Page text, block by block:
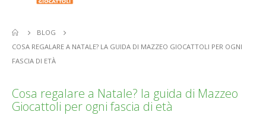
BLOG
COSA REGALARE A NATALE? LA GUIDA DI MAZZEO GIOCATTOLI PER OGNI
FASCIA DI ETÀ
Cosa regalare a Natale? la guida di Mazzeo
Giocattoli per ogni fascia di età